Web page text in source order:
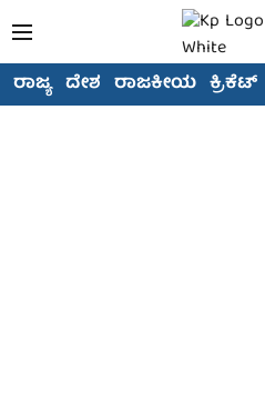
ರಾಜ್ಯ ದೇಶ ರಾಜಕೀಯ ಕ್ರಿಕೆಟ್